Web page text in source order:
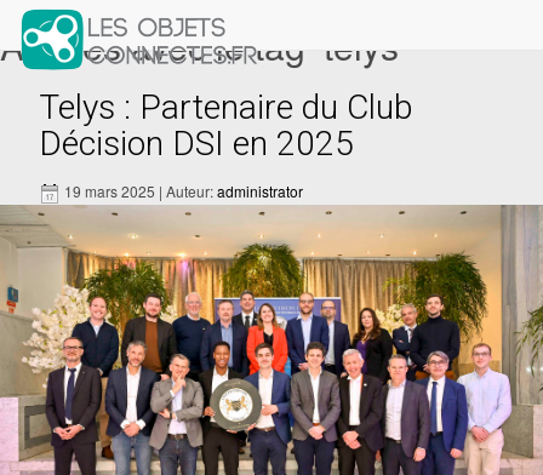
Articles avec le tag ‘telys’
Telys : Partenaire du Club
Décision DSI en 2025
19 mars 2025 | Auteur:administrator